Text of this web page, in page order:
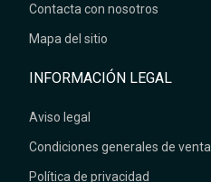
Contacta con nosotros
Mapa del sitio
INFORMACIÓN LEGAL
Aviso legal
Condiciones generales de venta
Política de privacidad